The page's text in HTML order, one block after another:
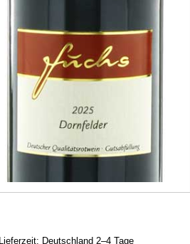
Lieferzeit: Deutschland 2–4 Tage